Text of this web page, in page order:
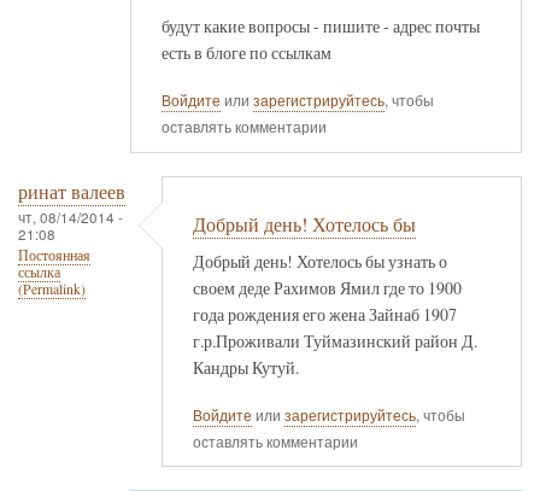
будут какие вопросы - пишите - адрес почты
есть в блоге по ссылкам
Войдите или зарегистрируйтесь, чтобы
оставлять комментарии
ринат валеев
чт, 08/14/2014 -
21:08
Постоянная
ссылка
(Permalink)
Добрый день! Хотелось бы
Добрый день! Хотелось бы узнать о
своем деде Рахимов Ямил где то 1900
года рождения его жена Зайнаб 1907
г.р.Проживали Туймазинский район Д.
Кандры Кутуй.
Войдите или зарегистрируйтесь, чтобы
оставлять комментарии